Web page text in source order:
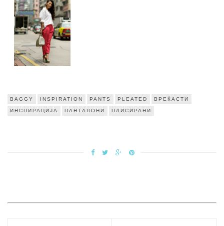
BAGGY INSPIRATION PANTS PLEATED ВРЕЌАСТИ
ИНСПИРАЦИЈА ПАНТАЛОНИ ПЛИСИРАНИ